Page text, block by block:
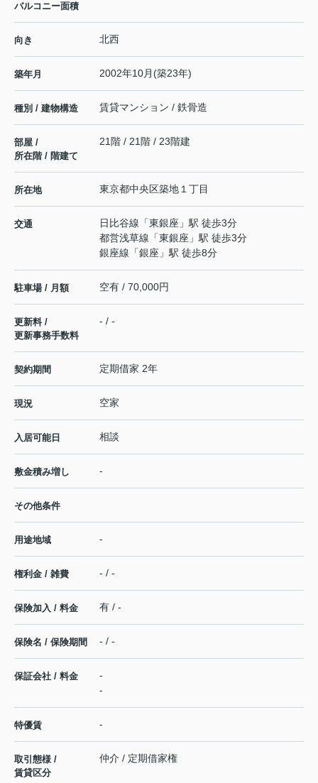
バルコニー面積
向き 北西
築年月 2002年10月(築23年)
種別 / 建物構造 賃貸マンション / 鉄骨造
部屋 /
所在階 / 階建て
21階 / 21階 / 23階建
所在地 東京都中央区築地 １丁目
交通 日比谷線 「東銀座 」駅 徒歩3分
都営浅草線 「東銀座 」駅 徒歩3分
銀座線 「銀座 」駅 徒歩8分
駐車場 / 月額 空有 / 70,000円
更新料 /
更新事務手数料
- / -
契約期間 定期借家 2年
現況 空家
入居可能日 相談
敷金積み増し -
その他条件
用途地域 -
権利金 / 雑費 - / -
保険加入 / 料金 有 / -
保険名 / 保険期間 - / -
保証会社 / 料金
-
-
特優賃 -
取引態様 /
賃貸区分
仲介 / 定期借家権